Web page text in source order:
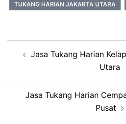
TUKANG HARIAN JAKARTA UTARA
navigation
Jasa Tukang Harian
Utara
Jasa Tukang Harian
Pusat